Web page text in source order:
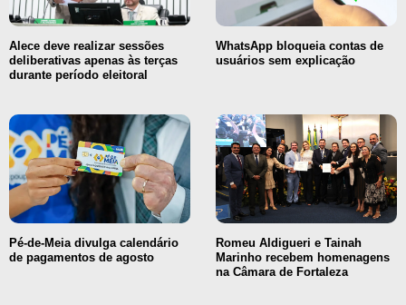
Alece deve realizar sessões
deliberativas apenas às terças
durante período eleitoral
WhatsApp bloqueia contas de
usuários sem explicação
Pé-de-Meia divulga calendário
de pagamentos de agosto
Romeu Aldigueri e Tainah
Marinho recebem homenagens
na Câmara de Fortaleza